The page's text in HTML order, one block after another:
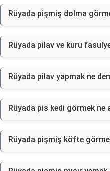
Rüyada pişmiş dolma
Rüyada pilav ve kuru
Rüyada pilav yapmak ne
Rüyada pis kedi görmek ne
Rüyada pişmiş köfte